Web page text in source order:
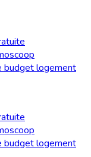
budget logement
budget logement